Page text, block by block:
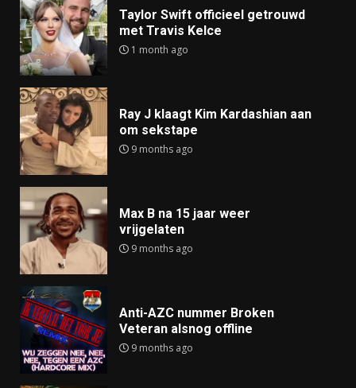
Taylor Swift officieel getrouwd
met Travis Kelce
1 month ago
Ray J klaagt Kim Kardashian aan
om sekstape
9 months ago
Max B na 15 jaar weer
vrijgelaten
9 months ago
Anti-AZC nummer Broken
Veteran alsnog offline
9 months ago